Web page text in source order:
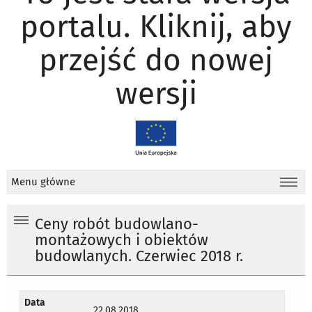
portalu. Kliknij, aby
przejść do nowej
wersji
Menu główne
Ceny robót budowlano-
montażowych i obiektów
budowlanych. Czerwiec 2018 r.
Data